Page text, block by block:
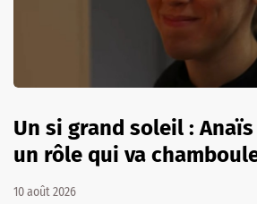
Un si grand soleil :
un rôle qui va
10 août 2026